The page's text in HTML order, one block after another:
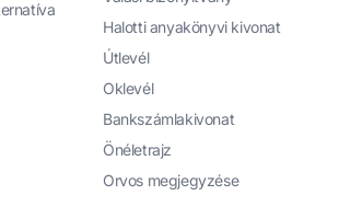
Halotti anyakönyvi kivonat
Útlevél
Oklevél
Bankszámlakivonat
Önéletrajz
Orvos megjegyzése